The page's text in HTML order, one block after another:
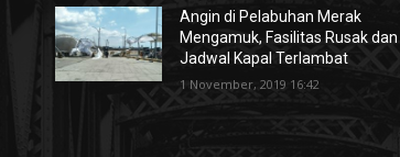
Angin di Pelabuhan Merak
Mengamuk, Fasilitas Rusak dan
Jadwal Kapal Terlambat
1 November, 2019 16:42